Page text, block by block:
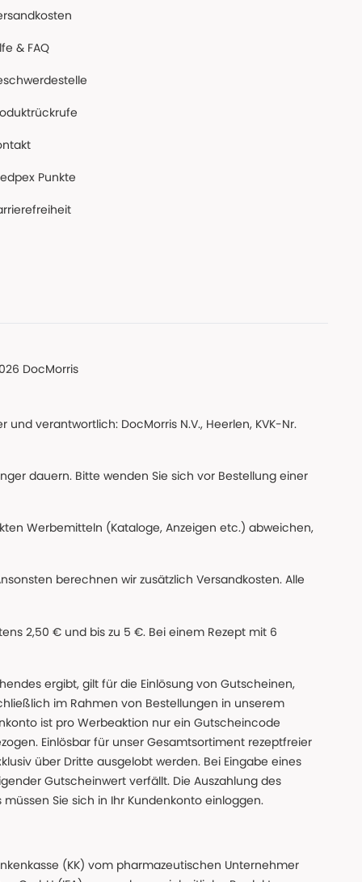
& FAQ
Punkte
DocMorris
verantwortlich: DocMorris N.V., Heerlen, KVK-Nr.
dauern. Bitte wenden Sie sich vor Bestellung einer
Werbemitteln (Kataloge, Anzeigen etc.) abweichen,
berechnen wir zusätzlich Versandkosten. Alle
2,50 € und bis zu 5 €. Bei einem Rezept mit 6
ergibt, gilt für die Einlösung von Gutscheinen,
im Rahmen von Bestellungen in unserem
ist pro Werbeaktion nur ein Gutscheincode
Einlösbar für unser Gesamtsortiment rezeptfreier
über Dritte ausgelobt werden. Bei Eingabe eines
Gutscheinwert verfällt. Die Auszahlung des
Sie sich in Ihr Kundenkonto einloggen.
(KK) vom pharmazeutischen Unternehmer